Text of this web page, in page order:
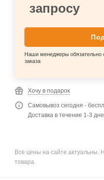
запросу
Наши менеджеры обязательно
заказа
Хочу в подарок
Самовывоз сегодня -
Доставка в течение 1-3
Все цены на сайте актуальны.
товара.